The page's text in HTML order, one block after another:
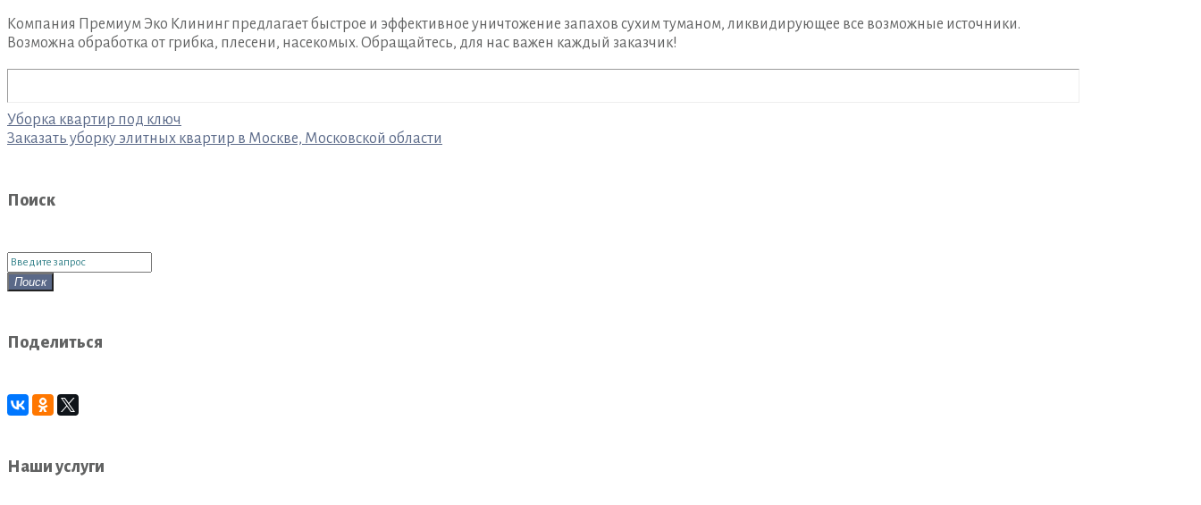
Компания Премиум Эко Клининг предлагает быстрое и эффективное уничтожение запахов сухим туманом, ликвидирующее все возможные источники.
Возможна обработка от грибка, плесени, насекомых. Обращайтесь, для нас важен каждый заказчик!
Навигация
по
Уборка квартир под ключ
Заказать уборку элитных квартир в Москве, Московской области
Поиск
Поиск
для:
Поиск
Поделиться
Наши услуги